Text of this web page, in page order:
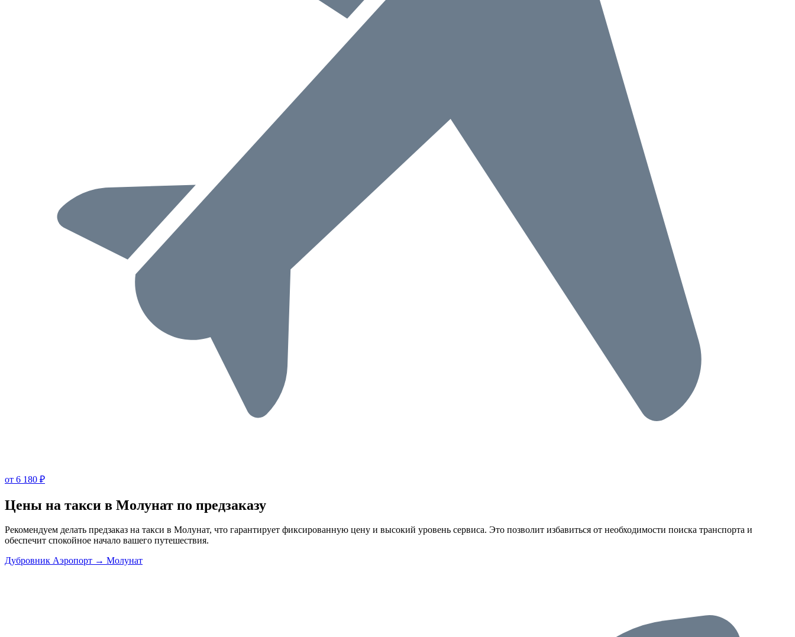
от 6 180 ₽
Цены на такси в Молунат по предзаказу
Рекомендуем делать предзаказ на такси в Молунат, что гарантирует фиксированную цену и высокий уровень сервиса. Это позволит избавиться от необходимости поиска транспорта и
обеспечит спокойное начало вашего путешествия.
Дубровник Аэропорт → Молунат